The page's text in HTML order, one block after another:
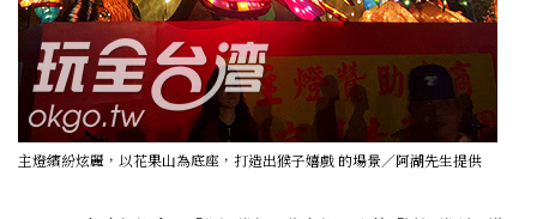
主燈繽紛炫麗，以花果山為底座，打造出猴子嬉戲 的場景／阿湖先生提供